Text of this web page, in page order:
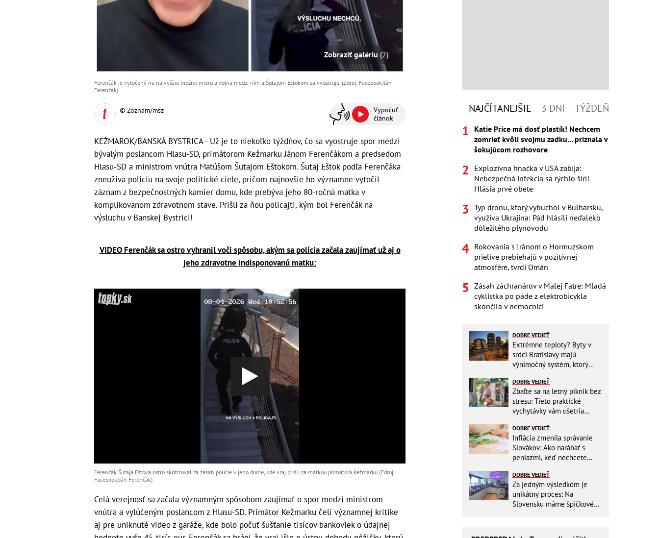
Zobraziť galériu (2)
Ferenčák je vytočený na najvyššiu možnú mieru a vojna medzi ním a Šutajom Eštokom sa vyostruje. (Zdroj: Facebook/Ján
Ferenčák)
© Zoznam/msz
Vypočuť
článok
KEŽMAROK/BANSKÁ BYSTRICA - Už je to niekoľko týždňov, čo sa vyostruje spor medzi
bývalým poslancom Hlasu-SD, primátorom Kežmarku Jánom Ferenčákom a predsedom
Hlasu-SD a ministrom vnútra Matúšom Šutajom Eštokom. Šutaj Eštok podľa Ferenčáka
zneužíva políciu na svoje politické ciele, pričom najnovšie ho významne vytočil
záznam z bezpečnostných kamier domu, kde prebýva jeho 80-ročná matka v
komplikovanom zdravotnom stave. Prišli za ňou policajti, kým bol Ferenčák na
výsluchu v Banskej Bystrici!
VIDEO Ferenčák sa ostro vyhranil voči spôsobu, akým sa polícia začala zaujímať už aj o
jeho zdravotne indisponovanú matku:
Ferenčák Šutaja Eštoka ostro skritizoval za zásah polície v jeho dome, kde vraj prišli za matkou primátora Kežmarku (Zdroj:
Facebook/Ján Ferenčák)
Celá verejnosť sa začala významným spôsobom zaujímať o spor medzi ministrom
vnútra a vylúčeným poslancom z Hlasu-SD. Primátor Kežmarku čelí významnej kritike
aj pre uniknuté video z garáže, kde bolo počuť šušťanie tisícov bankoviek o údajnej
NAJČÍTANEJŠIE 3 DNI TÝŽDEŇ
Katie Price má dosť plastík! Nechcem
zomrieť kvôli svojmu zadku... priznala v
šokujúcom rozhovore
Explozívna hnačka v USA zabíja:
Nebezpečná infekcia sa rýchlo šíri!
Hlásia prvé obete
Typ dronu, ktorý vybuchol v Bulharsku,
využíva Ukrajina: Pád hlásili neďaleko
dôležitého plynovodu
Rokovania s Iránom o Hormuzskom
prielive prebiehajú v pozitívnej
atmosfére, tvrdí Omán
Zásah záchranárov v Malej Fatre: Mladá
cyklistka po páde z elektrobicykla
skončila v nemocnici
DOBRE VEDIEŤ
Extrémne teploty? Byty v
srdci Bratislavy majú
výnimočný systém, ktorý
DOBRE VEDIEŤ
Zbaľte sa na letný piknik bez
stresu: Tieto praktické
vychytávky vám ušetria
DOBRE VEDIEŤ
Inflácia zmenila správanie
Slovákov: Ako narábať s
peniazmi, keď nechcete
DOBRE VEDIEŤ
Za jedným výsledkom je
unikátny proces: Na
Slovensku máme špičkové